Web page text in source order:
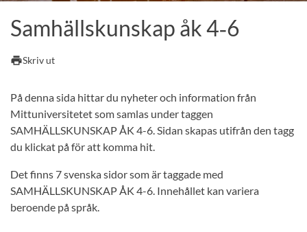
Samhällskunskap åk 4‑6
printSkriv ut
På denna sida hittar du nyheter och information från
Mittuniversitetet som samlas under taggen
SAMHÄLLSKUNSKAP ÅK 4-6. Sidan skapas utifrån den tagg
du klickat på för att komma hit.
Det finns 7 svenska sidor som är taggade med
SAMHÄLLSKUNSKAP ÅK 4-6. Innehållet kan variera
beroende på språk.